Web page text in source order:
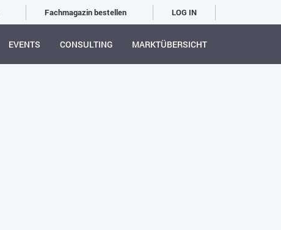
Fachmagazin bestellen LOG IN
EVENTS CONSULTING MARKTÜBERSICHT